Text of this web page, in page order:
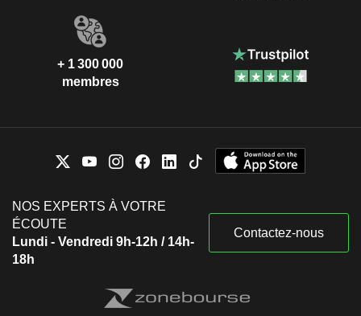
+ 1 300 000
membres
NOS EXPERTS À VOTRE
ÉCOUTE
Lundi - Vendredi 9h-12h / 14h-
18h
Contactez-nous